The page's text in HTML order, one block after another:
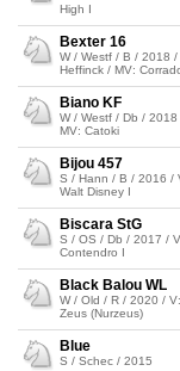
High I
Bexter 16
W / Westf / B / 2018
Heffinck / MV:
Biano KF
W / Westf / Db /
MV: Catoki
Bijou 457
S / Hann / B / 2016 /
Walt Disney I
Biscara StG
S / OS / Db / 2017 /
Contendro I
Black Balou WL
W / Old / R / 2020 /
Zeus (Nurzeus)
Blue
S / Schec / 2015